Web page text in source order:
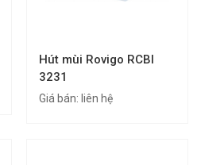
Hút mùi Rovigo RCBI
3231
Giá bán: liên hệ